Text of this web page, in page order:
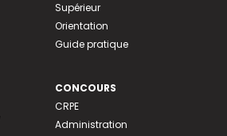
Supérieur
Orientation
Guide pratique
CONCOURS
CRPE
Administration